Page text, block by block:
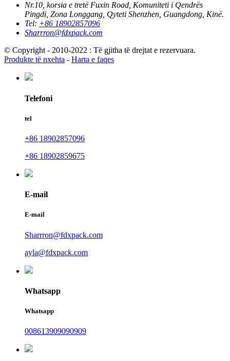
Nr.10, korsia e tretë Fuxin Road, Komuniteti i Qendrës
Pingdi, Zona Longgang, Qyteti Shenzhen, Guangdong, Kinë.
Tel: +86 18902857096
Sharrron@fdxpack.com
© Copyright - 2010-2022 : Të gjitha të drejtat e rezervuara.
Produkte të nxehta - Harta e faqes
Telefoni
tel
+86 18902857096
+86 18902859675
E-mail
E-mail
Sharrron@fdxpack.com
ayla@fdxpack.com
Whatsapp
Whatsapp
008613909090909